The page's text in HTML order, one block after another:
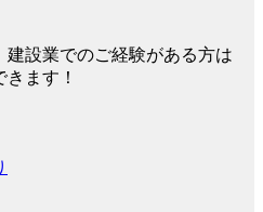
設業でのご経験がある方は
ます！